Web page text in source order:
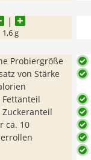
1,6 g
Probiergröße
von Stärke
ca. 10